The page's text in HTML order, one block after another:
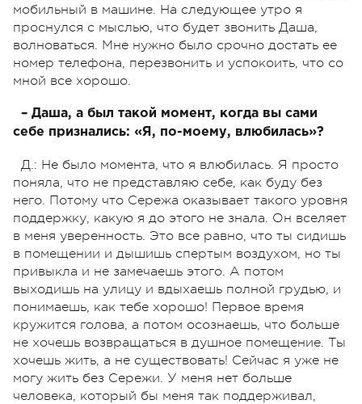
мобильный в машине. На следующее утро я
проснулся с мыслью, что будет звонить Даша,
волноваться. Мне нужно было срочно достать ее
номер телефона, перезвонить и успокоить, что со
мной все хорошо.
– Даша, а был такой момент, когда вы сами
себе признались: «Я, по-моему, влюбилась»?
Д.: Не было момента, что я влюбилась. Я просто
поняла, что не представляю себе, как буду без
него. Потому что Сережа оказывает такого уровня
поддержку, какую я до этого не знала. Он вселяет
в меня уверенность. Это все равно, что ты сидишь
в помещении и дышишь спертым воздухом, но ты
привыкла и не замечаешь этого. А потом
выходишь на улицу и вдыхаешь полной грудью, и
понимаешь, как тебе хорошо! Первое время
кружится голова, а потом осознаешь, что больше
не хочешь возвращаться в душное помещение. Ты
хочешь жить, а не существовать! Сейчас я уже не
могу жить без Сережи. У меня нет больше
человека, который бы меня так поддерживал,